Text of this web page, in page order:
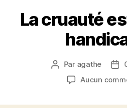
La cruauté
Auteur
l’article
Par agathe
Aucun